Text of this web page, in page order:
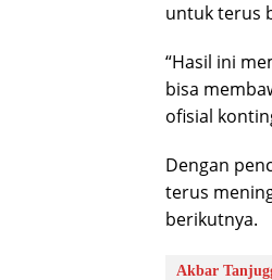
untuk terus
“Hasil ini
bisa
ofisial
Dengan
terus
berikutnya.
Akbar